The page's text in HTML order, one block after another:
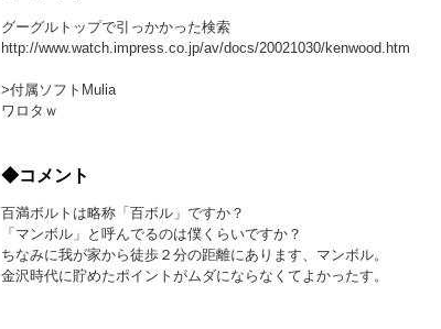
グーグルトップで引っかかった検索
http://www.watch.impress.co.jp/av/docs/20021030/kenwood.htm
>付属ソフトMulia
ワロタｗ
◆コメント
百満ボルトは略称「百ボル」ですか？
「マンボル」と呼んでるのは僕くらいですか？
ちなみに我が家から徒歩２分の距離にあります、マンボル。
金沢時代に貯めたポイントがムダにならなくてよかったす。